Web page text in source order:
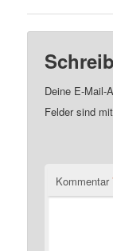
Deine E-Mail-
Felder sind
Kommentar